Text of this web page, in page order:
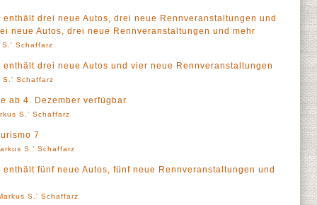
drei neue Autos, drei neue Rennveranstaltungen und
neue Autos, drei neue Rennveranstaltungen und mehr
S.' Schaffarz
drei neue Autos und vier neue Rennveranstaltungen
S.' Schaffarz
ab 4. Dezember verfügbar
S.' Schaffarz
7
S.' Schaffarz
fünf neue Autos, fünf neue Rennveranstaltungen und
S.' Schaffarz